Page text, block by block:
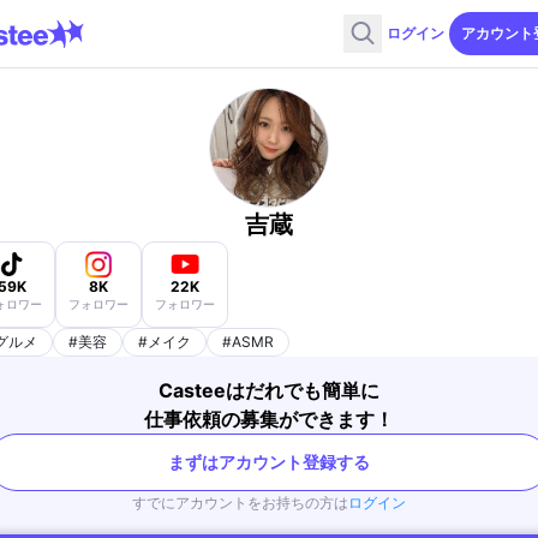
ログイン アカウント
吉蔵
ロワー
8K
フォロワー
22K
フォロワー
ルメ #美容 #メイク #ASMR
Casteeはだれでも簡単に
仕事依頼の募集ができます！
まずはアカウント登録する
すでにアカウントをお持ちの方は ログイン